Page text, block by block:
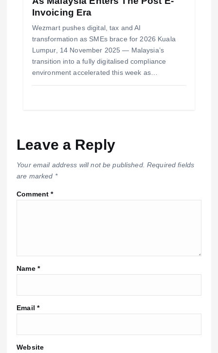
Invoicing Era
Wezmart pushes digital, tax and AI
transformation as SMEs brace for 2026 Kuala
Lumpur, 14 November 2025 — Malaysia’s
transition into a fully digitalised compliance
environment accelerated this week as…
Leave a Reply
Your email address will not be published. Required fields
are marked *
Comment*
Name *
Email *
Website